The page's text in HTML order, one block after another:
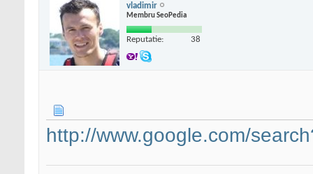
vladimir
Membru SeoPedia
Reputatie: 38
http://www.google.com/